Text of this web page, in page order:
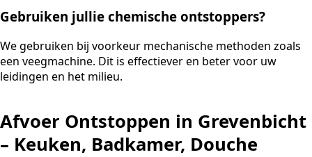
Gebruiken jullie chemische ontstoppers?
We gebruiken bij voorkeur mechanische methoden zoals
een veegmachine. Dit is effectiever en beter voor uw
leidingen en het milieu.
Afvoer Ontstoppen in Grevenbicht
– Keuken, Badkamer, Douche